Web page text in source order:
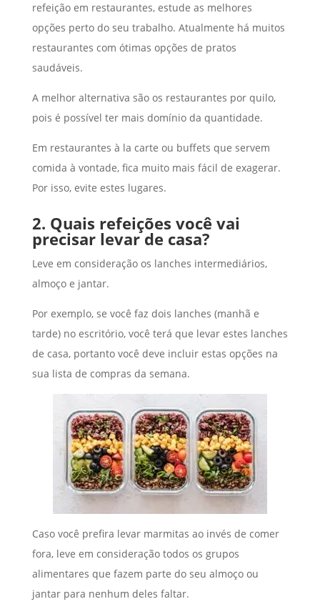
refeição em restaurantes, estude as melhores
opções perto do seu trabalho. Atualmente há muitos
restaurantes com ótimas opções de pratos
saudáveis.
A melhor alternativa são os restaurantes por quilo,
pois é possível ter mais domínio da quantidade.
Em restaurantes à la carte ou buffets que servem
comida à vontade, fica muito mais fácil de exagerar.
Por isso, evite estes lugares.
2. Quais refeições você vai
precisar levar de casa?
Leve em consideração os lanches intermediários,
almoço e jantar.
Por exemplo, se você faz dois lanches (manhã e
tarde) no escritório, você terá que levar estes lanches
de casa, portanto você deve incluir estas opções na
sua lista de compras da semana.
Caso você prefira levar marmitas ao invés de comer
fora, leve em consideração todos os grupos
alimentares que fazem parte do seu almoço ou
jantar para nenhum deles faltar.